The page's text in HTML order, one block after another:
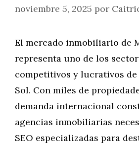
noviembre 5, 2025 por
El mercado inmobiliario de
representa uno de los
competitivos y lucrativos de
Sol. Con miles de
demanda internacional
agencias inmobiliarias
SEO especializadas para